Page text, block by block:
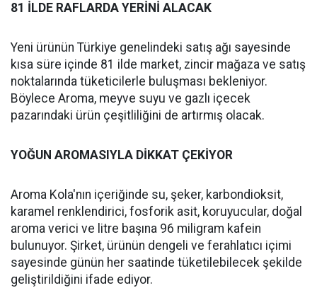
81 İLDE RAFLARDA YERİNİ ALACAK
Yeni ürünün Türkiye genelindeki satış ağı sayesinde
kısa süre içinde 81 ilde market, zincir mağaza ve satış
noktalarında tüketicilerle buluşması bekleniyor.
Böylece Aroma, meyve suyu ve gazlı içecek
pazarındaki ürün çeşitliliğini de artırmış olacak.
YOĞUN AROMASIYLA DİKKAT ÇEKİYOR
Aroma Kola'nın içeriğinde su, şeker, karbondioksit,
karamel renklendirici, fosforik asit, koruyucular, doğal
aroma verici ve litre başına 96 miligram kafein
bulunuyor. Şirket, ürünün dengeli ve ferahlatıcı içimi
sayesinde günün her saatinde tüketilebilecek şekilde
geliştirildiğini ifade ediyor.